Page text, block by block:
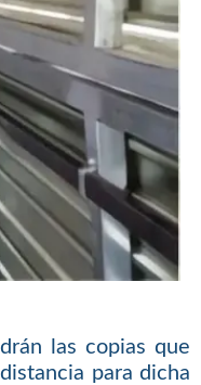
las copias que
para dicha